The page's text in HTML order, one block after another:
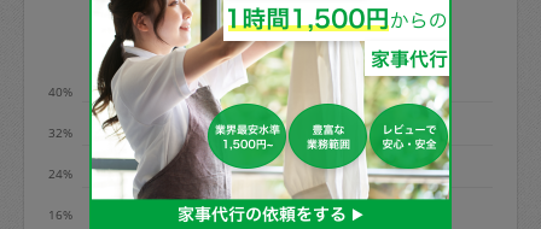
※例：依頼日時／土曜日午前9時開始の場
合、水曜日午前9時以降はキャンセル料が
発生
水曜日9時〜金曜日9時まで＝依頼料金の
50%
金曜日9時～土曜日8時まで＝依頼金額の
利用します。注意しなくてはいけない点
はありますか？
利用の多い曜日は？
16%
24%
32%
40%